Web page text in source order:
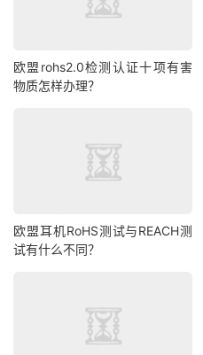
欧盟rohs2.0检测认证十项有害
物质怎样办理？
欧盟耳机RoHS测试与REACH测
试有什么不同？